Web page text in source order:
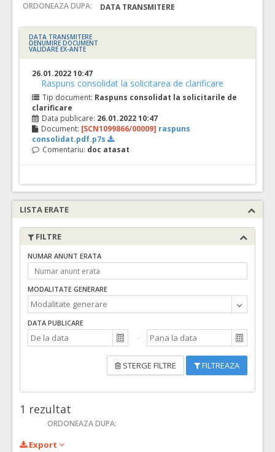
ORDONEAZA DUPA: DATA TRANSMITERE
DATA TRANSMITERE
DENUMIRE DOCUMENT
VALIDARE EX-ANTE
26.01.2022 10:47
Raspuns consolidat la solicitarea de clarificare
Tip document: Raspuns consolidat la solicitarile de
clarificare
Data publicare: 26.01.2022 10:47
Document: [SCN1099866/00009] raspuns
consolidat.pdf.p7s
Comentariu: doc atasat
LISTA ERATE
FILTRE
NUMAR ANUNT ERATA
MODALITATE GENERARE
DATA PUBLICARE
STERGE FILTRE FILTREAZA
1 rezultat
ORDONEAZA DUPA:
Export